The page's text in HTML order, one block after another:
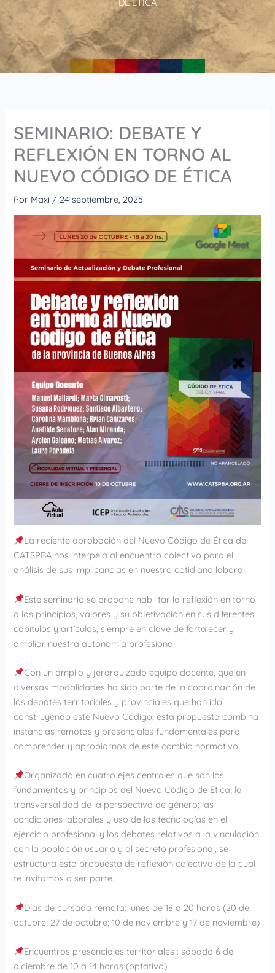
SEMINARIO: DEBATE Y
REFLEXIÓN EN TORNO AL
NUEVO CÓDIGO DE ÉTICA
Por Maxi / 24 septiembre, 2025
La reciente aprobación del Nuevo Código de Ética del
CATSPBA nos interpela al encuentro colectivo para el
análisis de sus implicancias en nuestro cotidiano laboral.
Este seminario se propone habilitar la reflexión en torno
a los principios, valores y su objetivación en sus diferentes
capítulos y artículos, siempre en clave de fortalecer y
ampliar nuestra autonomía profesional.
Con un amplio y jerarquizado equipo docente, que en
diversas modalidades ha sido parte de la coordinación de
los debates territoriales y provinciales que han ido
construyendo este Nuevo Código, esta propuesta combina
instancias remotas y presenciales fundamentales para
comprender y apropiarnos de este cambio normativo.
Organizado en cuatro ejes centrales que son los
fundamentos y principios del Nuevo Código de Ética; la
transversalidad de la perspectiva de género; las
condiciones laborales y uso de las tecnologías en el
ejercicio profesional y los debates relativos a la vinculación
con la población usuaria y al secreto profesional, se
estructura esta propuesta de reflexión colectiva de la cual
te invitamos a ser parte.
Días de cursada remota: lunes de 18 a 20 horas (20 de
octubre; 27 de octubre; 10 de noviembre y 17 de noviembre)
Encuentros presenciales territoriales : sábado 6 de
diciembre de 10 a 14 horas (optativo)